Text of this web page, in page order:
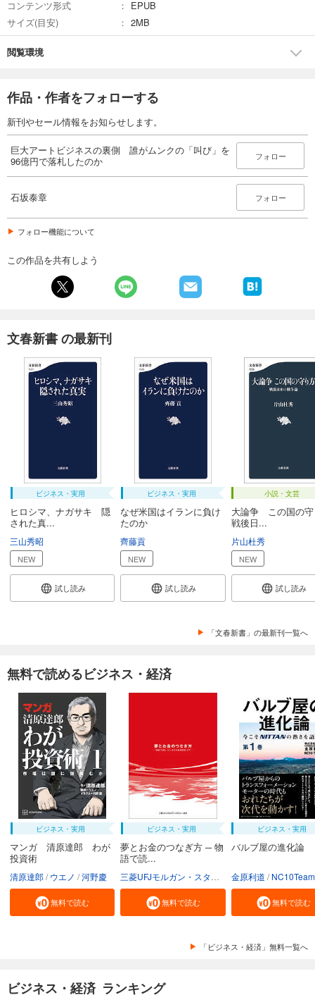
コンテンツ形式
EPUB
サイズ(目安)
2MB
閲覧環境
作品・作者をフォローする
新刊やセール情報をお知らせします。
巨大アートビジネスの裏側 誰がムンクの「叫び」を
96億円で落札したのか
フォロー
石坂泰章 フォロー
フォロー機能について
この作品を共有しよう
文春新書 の最新刊
ビジネス・実用
ヒロシマ、ナガサキ 隠
された真...
三山秀昭
NEW
試し読み
ビジネス・実用
なぜ米国はイランに負け
たのか
齊藤貢
NEW
試し読み
小説・文芸
大論争 この国の守
戦後日...
片山杜秀
NEW
試し読み
「文春新書」の最新刊一覧へ
無料で読めるビジネス・経済
ビジネス・実用
マンガ 清原達郎 わが
投資術
清原達郎 ウエノ 河野慶
無料で読む
ビジネス・実用
夢とお金のつなぎ方 ─ 物
語で読...
無料で読む
ビジネス・実用
バルブ屋の進化論
金原利道 NC10Team
無料で読む
「ビジネス・経済」無料一覧へ
ビジネス・経済 ランキング